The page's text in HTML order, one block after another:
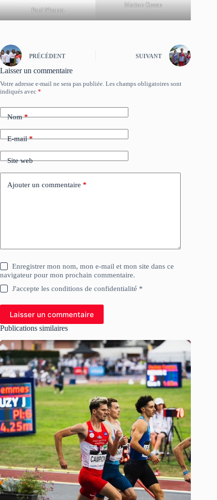
Paul Nkoum
Marion Queau
PRÉCÉDENT SUIVANT
Laisser un commentaire
Votre adresse e-mail ne sera pas publiée. Les champs obligatoires sont
indiqués avec *
Nom*
E-mail*
Site web
Ajouter un commentaire *
Enregistrer mon nom, mon e-mail et mon site dans ce
navigateur pour mon prochain commentaire.
J'accepte les conditions de confidentialité *
Laisser un commentaire
Publications similaires